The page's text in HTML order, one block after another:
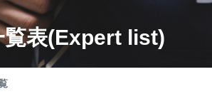
覧表(Expert list)